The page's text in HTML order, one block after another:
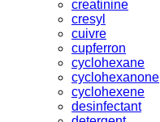
creatinine
cresyl
cuivre
cupferron
cyclohexane
cyclohexanone
cyclohexene
desinfectant